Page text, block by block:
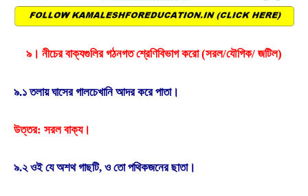
৯। নীচের বাক্যগুলির গঠনগত শ্রেণিবিভাগ করাে (সরল/যৌগিক/ জটিল)
৯.১ তলায় ঘাসের গালচেখানি আদর করে পাতা।
উত্তর: সরল বাক্য।
৯.২ ওই যে অশথ গাছটি, ও তাে পথিকজনের ছাতা।